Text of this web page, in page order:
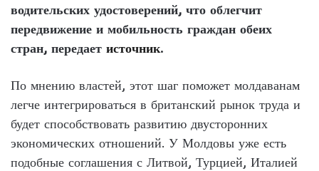
водительских удостоверений, что облегчит
передвижение и мобильность граждан обеих
стран, передает источник.
По мнению властей, этот шаг поможет молдаванам
легче интегрироваться в британский рынок труда и
будет способствовать развитию двусторонних
экономических отношений. У Молдовы уже есть
подобные соглашения с Литвой, Турцией, Италией